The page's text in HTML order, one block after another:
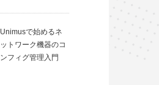
Unimusで始めるネ
ットワーク機器のコ
ンフィグ管理入門